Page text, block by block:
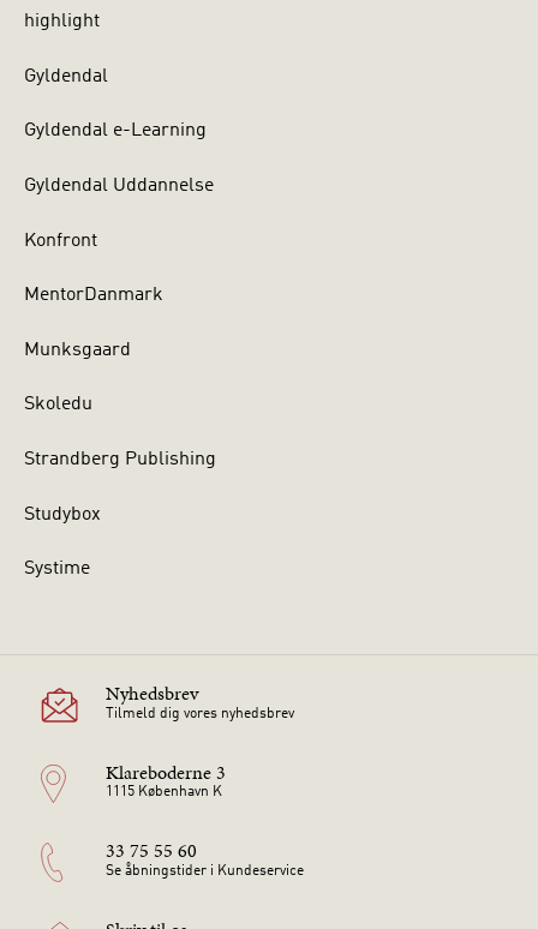
highlight
Gyldendal
Gyldendal e-Learning
Gyldendal Uddannelse
Konfront
MentorDanmark
Munksgaard
Skoledu
Strandberg Publishing
Studybox
Systime
Nyhedsbrev
Tilmeld dig vores nyhedsbrev
Klareboderne 3
1115 København K
33 75 55 60
Se åbningstider i Kundeservice